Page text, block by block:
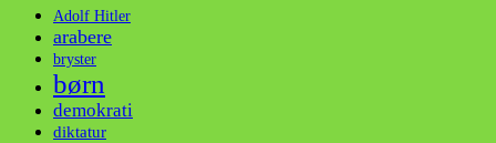
Adolf Hitler
arabere
bryster
børn
demokrati
diktatur